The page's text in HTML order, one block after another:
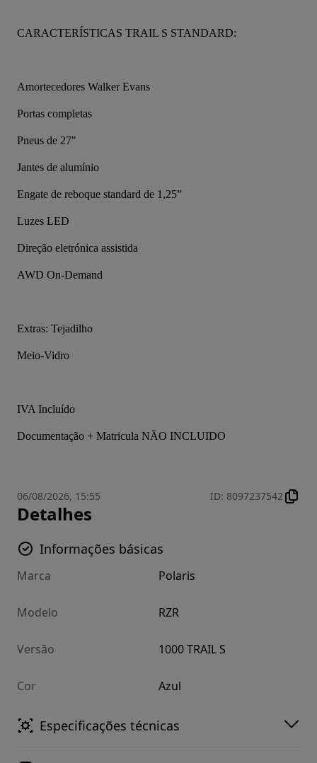
CARACTERÍSTICAS TRAIL S STANDARD:
Amortecedores Walker Evans
Portas completas
Pneus de 27"
Jantes de alumínio
Engate de reboque standard de 1,25”
Luzes LED
Direção eletrónica assistida
AWD On-Demand
Extras: Tejadilho
Meio-Vidro
IVA Incluído
Documentação + Matricula NÃO INCLUIDO
06/08/2026, 15:55 ID: 8097237542
Detalhes
Informações básicas
Marca Polaris
Modelo RZR
Versão 1000 TRAIL S
Cor Azul
Especificações técnicas